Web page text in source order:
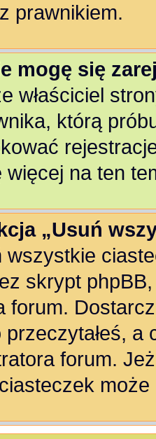
prawnikiem.
mogę się
właściciel
którą
więcej na ten
„Usuń
wszystkie
skrypt
forum.
a
forum.
może